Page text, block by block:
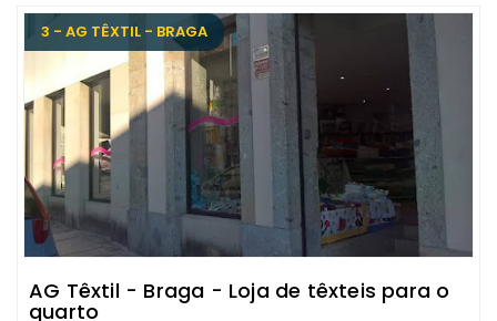
3 - AG TÊXTIL - BRAGA
AG Têxtil - Braga - Loja de têxteis para o
quarto